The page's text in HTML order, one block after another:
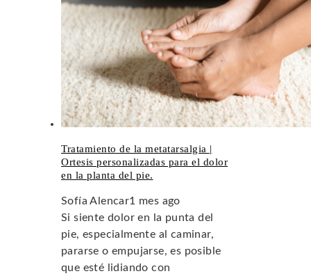
Tratamiento de la metatarsalgia |
Ortesis personalizadas para el dolor
en la planta del pie.
Sofía Alencar1 mes ago
Si siente dolor en la punta del
pie, especialmente al caminar,
pararse o empujarse, es posible
que esté lidiando con